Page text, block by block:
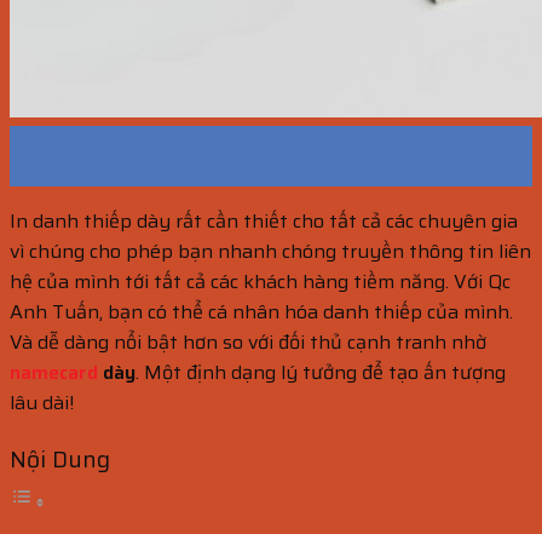
In danh thiếp dày rất cần thiết cho tất cả các chuyên gia
vì chúng cho phép bạn nhanh chóng truyền thông tin liên
hệ của mình tới tất cả các khách hàng tiềm năng. Với Qc
Anh Tuấn, bạn có thể cá nhân hóa danh thiếp của mình.
Và dễ dàng nổi bật hơn so với đối thủ cạnh tranh nhờ
namecard dày. Một định dạng lý tưởng để tạo ấn tượng
lâu dài!
Nội Dung